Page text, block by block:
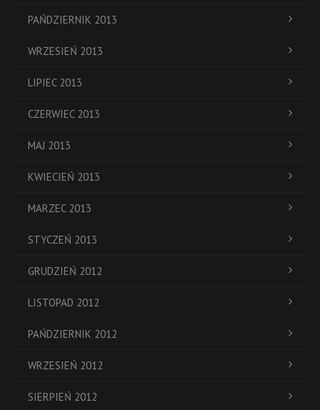
PAŃDZIERNIK 2013
WRZESIEŃ 2013
LIPIEC 2013
CZERWIEC 2013
MAJ 2013
KWIECIEŃ 2013
MARZEC 2013
STYCZEŃ 2013
GRUDZIEŃ 2012
LISTOPAD 2012
PAŃDZIERNIK 2012
WRZESIEŃ 2012
SIERPIEŃ 2012